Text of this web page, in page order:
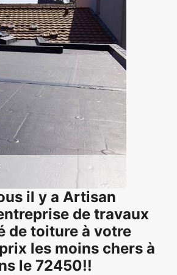
il y a Artisan
de travaux
de toiture à votre
les moins chers à
le 72450!!